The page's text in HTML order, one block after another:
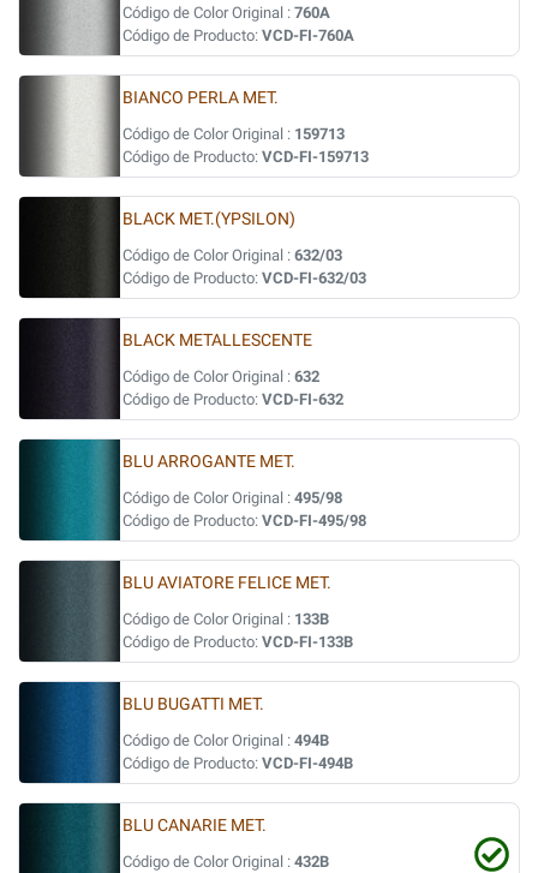
Código de Color Original : 760A
Código de Producto: VCD-FI-760A
BIANCO PERLA MET.
Código de Color Original : 159713
Código de Producto: VCD-FI-159713
BLACK MET.(YPSILON)
Código de Color Original : 632/03
Código de Producto: VCD-FI-632/03
BLACK METALLESCENTE
Código de Color Original : 632
Código de Producto: VCD-FI-632
BLU ARROGANTE MET.
Código de Color Original : 495/98
Código de Producto: VCD-FI-495/98
BLU AVIATORE FELICE MET.
Código de Color Original : 133B
Código de Producto: VCD-FI-133B
BLU BUGATTI MET.
Código de Color Original : 494B
Código de Producto: VCD-FI-494B
BLU CANARIE MET.
Código de Color Original : 432B